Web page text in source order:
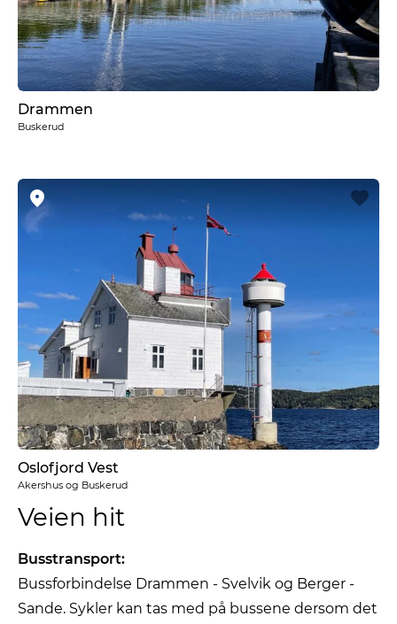
Drammen
Buskerud
Oslofjord Vest
Akershus og Buskerud
Veien hit
Busstransport:
Bussforbindelse Drammen - Svelvik og Berger -
Sande. Sykler kan tas med på bussene dersom det